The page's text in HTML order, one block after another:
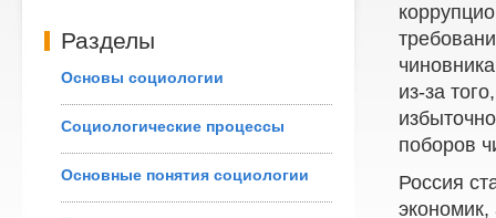
Разделы
Основы социологии
Социологические процессы
Основные понятия социологии
из-за
поборов
Россия